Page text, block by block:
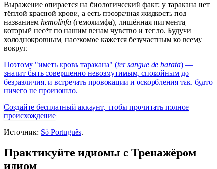
Выражение опирается на биологический факт: у таракана нет
тёплой красной крови, а есть прозрачная жидкость под
названием hemolinfa (гемолимфа), лишённая пигмента,
который несёт по нашим венам чувство и тепло. Будучи
холоднокровным, насекомое кажется безучастным ко всему
вокруг.
Поэтому "иметь кровь таракана" (ter sangue de barata) —
значит быть совершенно невозмутимым, спокойным до
безразличия, и встречать провокации и оскорбления так, будто
ничего не произошло.
Создайте бесплатный аккаунт, чтобы прочитать полное
происхождение
Источник: Só Português.
Практикуйте идиомы с Тренажёром
идиом